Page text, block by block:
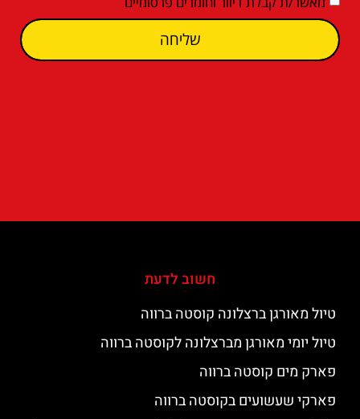
שליחה
חשוב לדעת
טיול מאורגן ברצלונה קוסטה ברווה
טיול יומי מאורגן מברצלונה לקוסטה ברווה
פארק מים קוסטה ברווה
פארקי שעשועים בקוסטה ברווה